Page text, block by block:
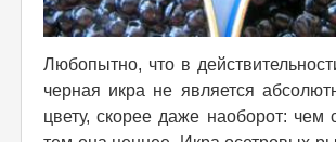
Любопытно, что в
черная икра не является
цвету, скорее даже наоборот: чем